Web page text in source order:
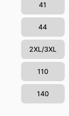
41
44
2XL/3XL
110
140